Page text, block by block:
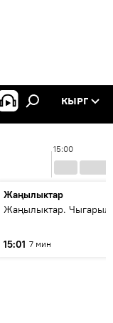
КЫРГ
15:00
Жаңылыктар
Жаңылыктар.
15:01 7 мин